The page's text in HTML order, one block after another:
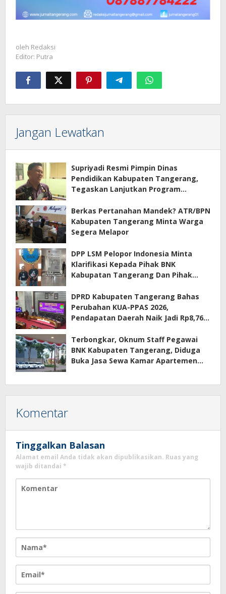
oleh Redaksi
Editor: Putra
Jangan Lewatkan
Supriyadi Resmi Pimpin Dinas
Pendidikan Kabupaten Tangerang,
Tegaskan Lanjutkan Program
Berkas Pertanahan Mandek? ATR/BPN
Kabupaten Tangerang Minta Warga
Segera Melapor
DPP LSM Pelopor Indonesia Minta
Klarifikasi Kepada Pihak BNK
Kabupatan Tangerang Dan Pihak
Terkait Sewa Kamar Per Jam
DPRD Kabupaten Tangerang Bahas
Perubahan KUA-PPAS 2026,
Pendapatan Daerah Naik Jadi Rp8,76
Terbongkar, Oknum Staff Pegawai
BNK Kabupaten Tangerang, Diduga
Buka Jasa Sewa Kamar Apartemen
Komentar
Tinggalkan Balasan
Alamat email Anda tidak akan dipublikasikan. Ruas yang
wajib ditandai *